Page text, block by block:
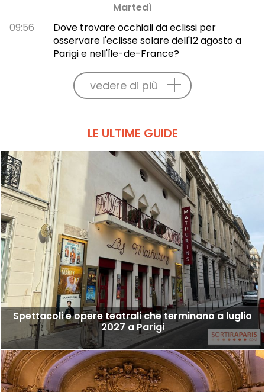
Martedì
09:56
Dove trovare occhiali da eclissi per
osservare l'eclisse solare dell'12 agosto a
Parigi e nell'Île-de-France?
vedere di più
LE ULTIME GUIDE
Spettacoli e opere teatrali che terminano a luglio
2027 a Parigi